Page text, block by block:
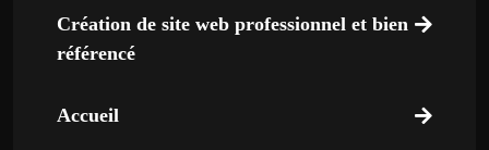
Création de site web professionnel et bien
référencé
Accueil